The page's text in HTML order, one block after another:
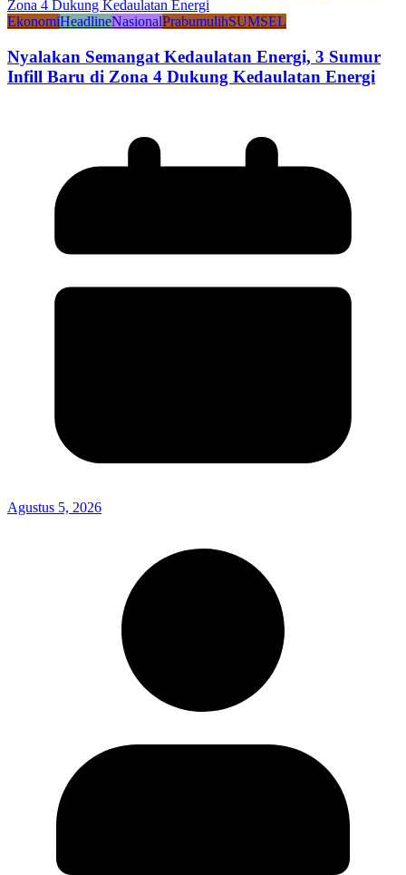
EkonomiHeadlineNasionalPrabumulihSUMSEL
Nyalakan Semangat Kedaulatan Energi, 3 Sumur
Infill Baru di Zona 4 Dukung Kedaulatan Energi
Agustus 5, 2026